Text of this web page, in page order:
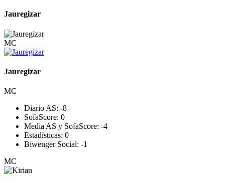
Jauregizar
MC
Jauregizar
MC
Diario AS: -8–
SofaScore: 0
Media AS y SofaScore: -4
Estadísticas: 0
Biwenger Social: -1
MC